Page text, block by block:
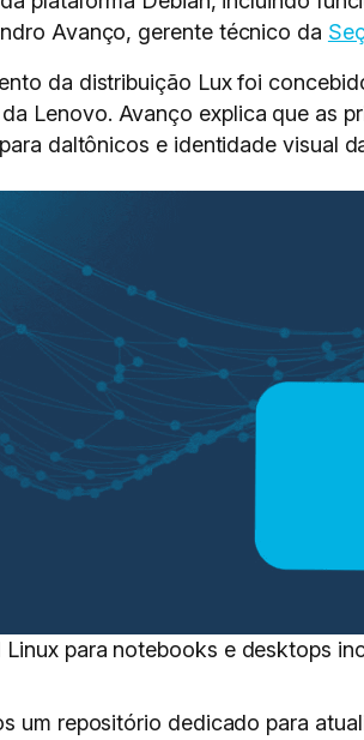
Avanço, gerente técnico da
da distribuição Lux foi
da Lenovo. Avanço explica que as
daltônicos e identidade visual
para notebooks e desktops
um repositório dedicado para